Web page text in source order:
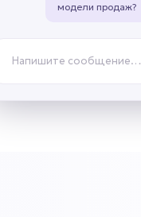
модели продаж?
Напишите сообщение…